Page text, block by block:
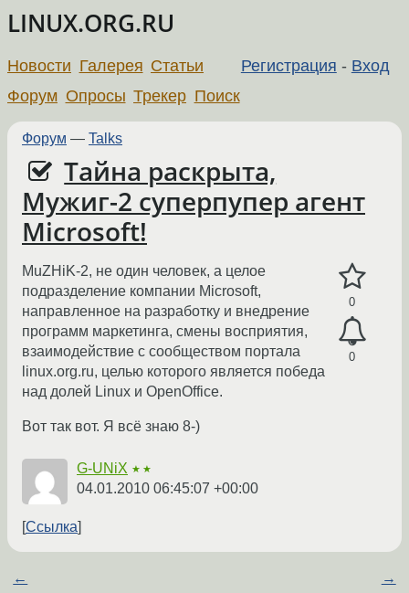
LINUX.ORG.RU
Регистрация - Вход
Новости Галерея Статьи
Форум Опросы Трекер Поиск
Форум — Talks
Тайна раскрыта,
Мужиг-2 суперпупер агент
Microsoft!
0
0
MuZHiK-2, не один человек, а целое
подразделение компании Microsoft,
направленное на разработку и внедрение
программ маркетинга, смены восприятия,
взаимодействие с сообществом портала
linux.org.ru, целью которого является победа
над долей Linux и OpenOffice.
Вот так вот. Я всё знаю 8-)
G-UNiX ★★
04.01.2010 06:45:07 +00:00
Ссылка
← →